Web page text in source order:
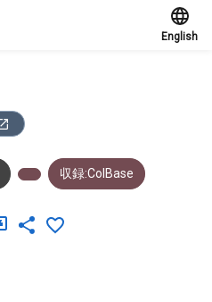
English
収録:ColBase